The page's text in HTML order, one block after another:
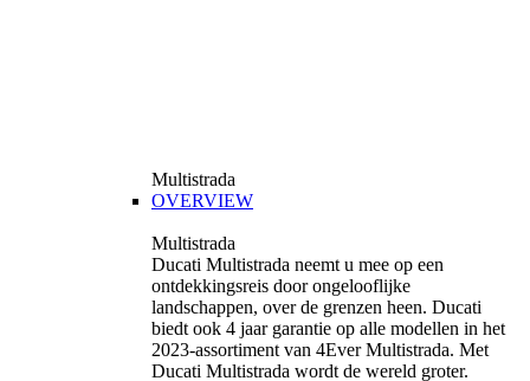
Multistrada
OVERVIEW
Multistrada
Ducati Multistrada neemt u mee op een
ontdekkingsreis door ongelooflijke
landschappen, over de grenzen heen. Ducati
biedt ook 4 jaar garantie op alle modellen in het
2023-assortiment van 4Ever Multistrada. Met
Ducati Multistrada wordt de wereld groter.